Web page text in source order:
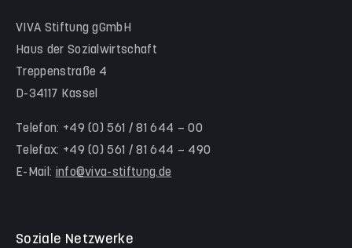
Team Werra-Meißner-Kreis
Waldorfkindergarten Goetheanlage
Familienzentren
Familienzentrum Nordstadt
Familienzentrum Himmelsstürmer
Präventionsangebote an Kitas und Schulen
VIVA Stiftung gGmbH
Haus der Sozialwirtschaft
Treppenstraße 4
D-34117 Kassel
Telefon: +49 (0) 561 / 81 644 – 00
Telefax: +49 (0) 561 / 81 644 – 490
E-Mail: info@viva-stiftung.de
Soziale Netzwerke